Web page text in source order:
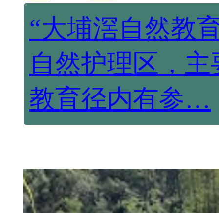
“大埔滘自然教
自然护理区，
教育径内有参…